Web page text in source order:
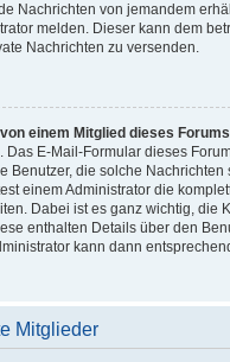
Nachrichten von jemandem
melden. Dieser kann dem
Nachrichten zu versenden.
einem Mitglied dieses
Das E-Mail-Formular dieses
Benutzer, die solche Nachrichten
einem Administrator die
Dabei ist es ganz wichtig, die
enthalten Details über den
kann dann
Mitglieder